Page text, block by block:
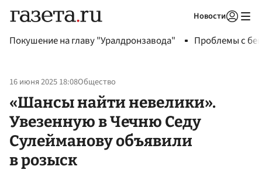
Новости
Покушение на главу "Уралдронзавода" Проблемы с
16 июня 2025 18:08Общество
«Шансы найти невелики».
Увезенную в Чечню Седу
Сулейманову объявили
в розыск